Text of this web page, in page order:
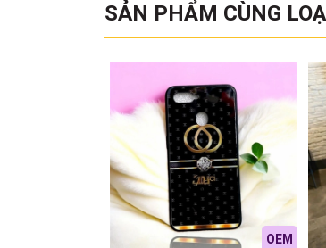
SẢN PHẨM CÙNG
OEM